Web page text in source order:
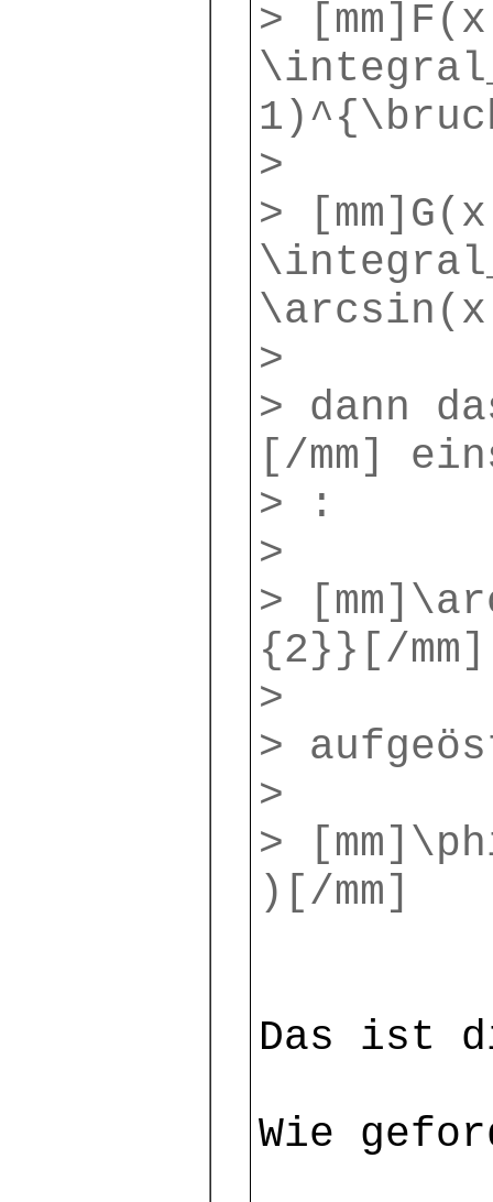
>
>
>
>
> dann
[/mm]
> :
>
>
{2}}[/mm]
>
>
>
>
)[/mm]
Das ist
Wie